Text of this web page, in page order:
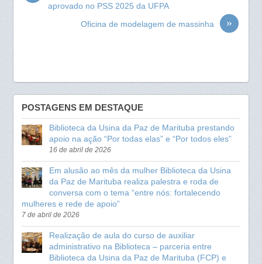
o
A
aprovado no PSS 2025 da UFPA
»
Oficina de modelagem de massinha
POSTAGENS EM DESTAQUE
Biblioteca da Usina da Paz de Marituba prestando
apoio na ação “Por todas elas” e “Por todos eles”
16 de abril de 2026
Em alusão ao mês da mulher Biblioteca da Usina
da Paz de Marituba realiza palestra e roda de
conversa com o tema “entre nós: fortalecendo
mulheres e rede de apoio”
7 de abril de 2026
Realização de aula do curso de auxiliar
administrativo na Biblioteca – parceria entre
Biblioteca da Usina da Paz de Marituba (FCP) e